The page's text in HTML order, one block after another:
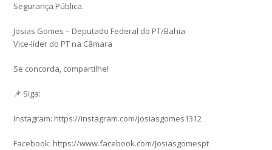
Segurança Pública.
Josias Gomes – Deputado Federal do PT/Bahia
Vice-líder do PT na Câmara
Se concorda, compartilhe!
📌 Siga:
Instagram: https://instagram.com/josiasgomes1312
Facebook: https://www.facebook.com/Josiasgomespt